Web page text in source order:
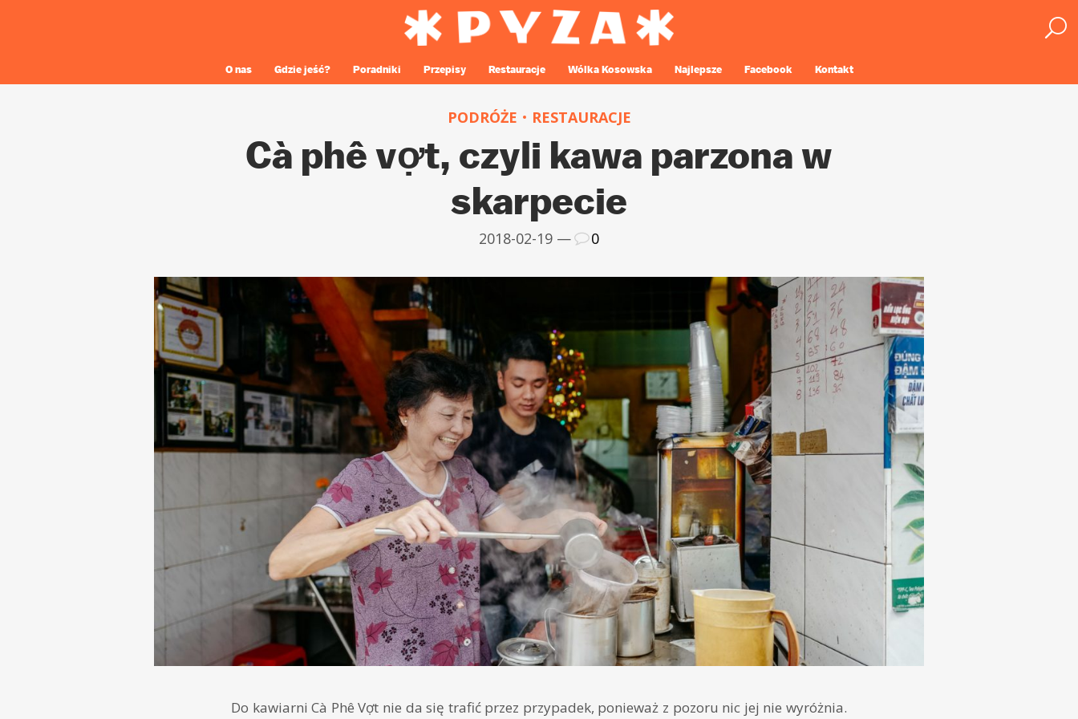
O nas Gdzie jeść? Poradniki Przepisy Restauracje Wólka Kosowska Najlepsze Facebook Kontakt
PODRÓŻE RESTAURACJE
Cà phê vợt, czyli kawa parzona w
skarpecie
2018-02-19 — 0
Do kawiarni Cà Phê Vợt nie da się trafić przez przypadek, ponieważ z pozoru nic jej nie wyróżnia.